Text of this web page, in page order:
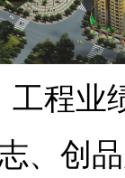
工程业
、创